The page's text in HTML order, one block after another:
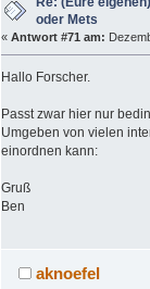
oder Mets
« Antwort #71 am:
Hallo Forscher.
Passt zwar hier nur
Umgeben von vielen
einordnen kann:
Gruß
Ben
aknoefel